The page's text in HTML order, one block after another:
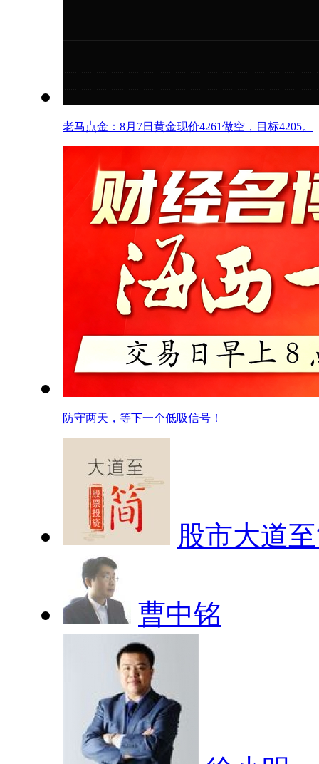
老马点金：8月7日黄金现价4261做空，目标4205。
防守两天，等下一个低吸信号！
股市大道
曹中铭